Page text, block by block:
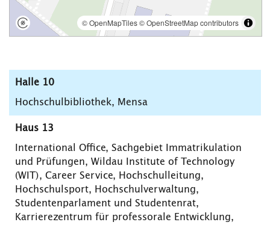
Halle 10
Hochschulbibliothek, Mensa
Haus 13
International Office, Sachgebiet Immatrikulation
und Prüfungen, Wildau Institute of Technology
(WIT), Career Service, Hochschulleitung,
Hochschulsport, Hochschulverwaltung,
Studentenparlament und Studentenrat,
Karrierezentrum für professorale Entwicklung,